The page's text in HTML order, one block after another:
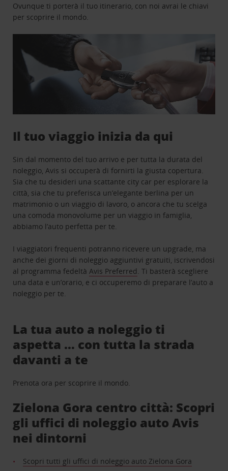
Ovunque ti porterà il tuo itinerario, con noi avrai le chiavi
per scoprire il mondo.
Il tuo viaggio inizia da qui
Sin dal momento del tuo arrivo e per tutta la durata del
noleggio, Avis si occuperà di fornirti la giusta copertura.
Sia che tu desideri una scattante city car per esplorare la
città, sia che tu preferisca un’elegante berlina per un
matrimonio o un viaggio di lavoro, o ancora che tu scelga
una comoda monovolume per un viaggio in famiglia,
abbiamo l’auto perfetta per te.
I viaggiatori frequenti potranno ricevere un upgrade, ma
anche dei giorni di noleggio aggiuntivi gratuiti, iscrivendosi
al programma fedeltàAvis Preferred. Ti basterà scegliere
una data e un’orario, e ci occuperemo di preparare l’auto a
noleggio per te.
La tua auto a noleggio ti
aspetta … con tutta la strada
davanti a te
Prenota ora per scoprire il mondo.
Zielona Gora centro città: Scopri
gli uffici di noleggio auto Avis
nei dintorni
Scopri tutti gli uffici di noleggio auto Zielona Gora